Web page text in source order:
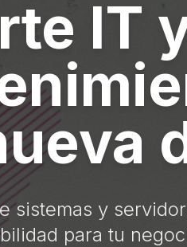
IT
sistemas y
para tu